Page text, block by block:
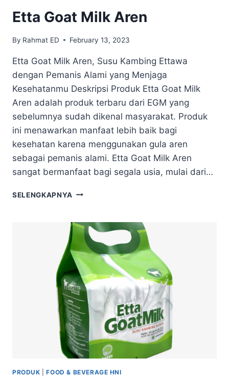
Etta Goat Milk Aren
By Rahmat ED February 13, 2023
Etta Goat Milk Aren, Susu Kambing Ettawa
dengan Pemanis Alami yang Menjaga
Kesehatanmu Deskripsi Produk Etta Goat Milk
Aren adalah produk terbaru dari EGM yang
sebelumnya sudah dikenal masyarakat. Produk
ini menawarkan manfaat lebih baik bagi
kesehatan karena menggunakan gula aren
sebagai pemanis alami. Etta Goat Milk Aren
sangat bermanfaat bagi segala usia, mulai dari…
SELENGKAPNYA
PRODUK |FOOD & BEVERAGE HNI